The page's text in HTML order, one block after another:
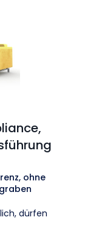
ohne
dürfen